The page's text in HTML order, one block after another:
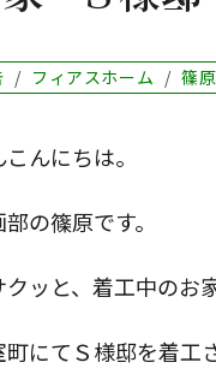
/ フィアスホーム / 篠原
んにちは。
の篠原です。
ッと、着工中のお
にてＳ様邸を着工